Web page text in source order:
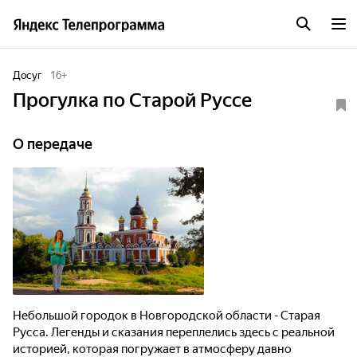
Досуг 16+
Прогулка по Старой Руссе
О передаче
Небольшой городок в Новгородской области - Старая
Русса. Легенды и сказания переплелись здесь с реальной
историей, которая погружает в атмосферу давно